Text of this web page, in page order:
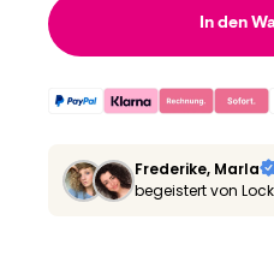
In den
Frederike, Marla
begeistert von